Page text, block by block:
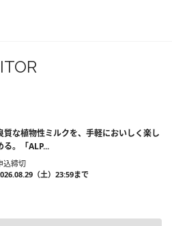
質な植物性ミルクを、手軽においしく楽し
る。「ALP...
込締切
（土）23:59まで